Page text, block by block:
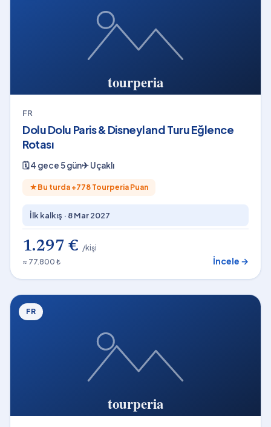
FR
Dolu Dolu Paris & Disneyland Turu Eğlence
Rotası
🗓4 gece 5 gün✈Uçaklı
★ Bu turda +778 Tourperia Puan
İlk kalkış · 8 Mar 2027
1.297 € /kişi
≈ 77.800 ₺
İncele →
FR